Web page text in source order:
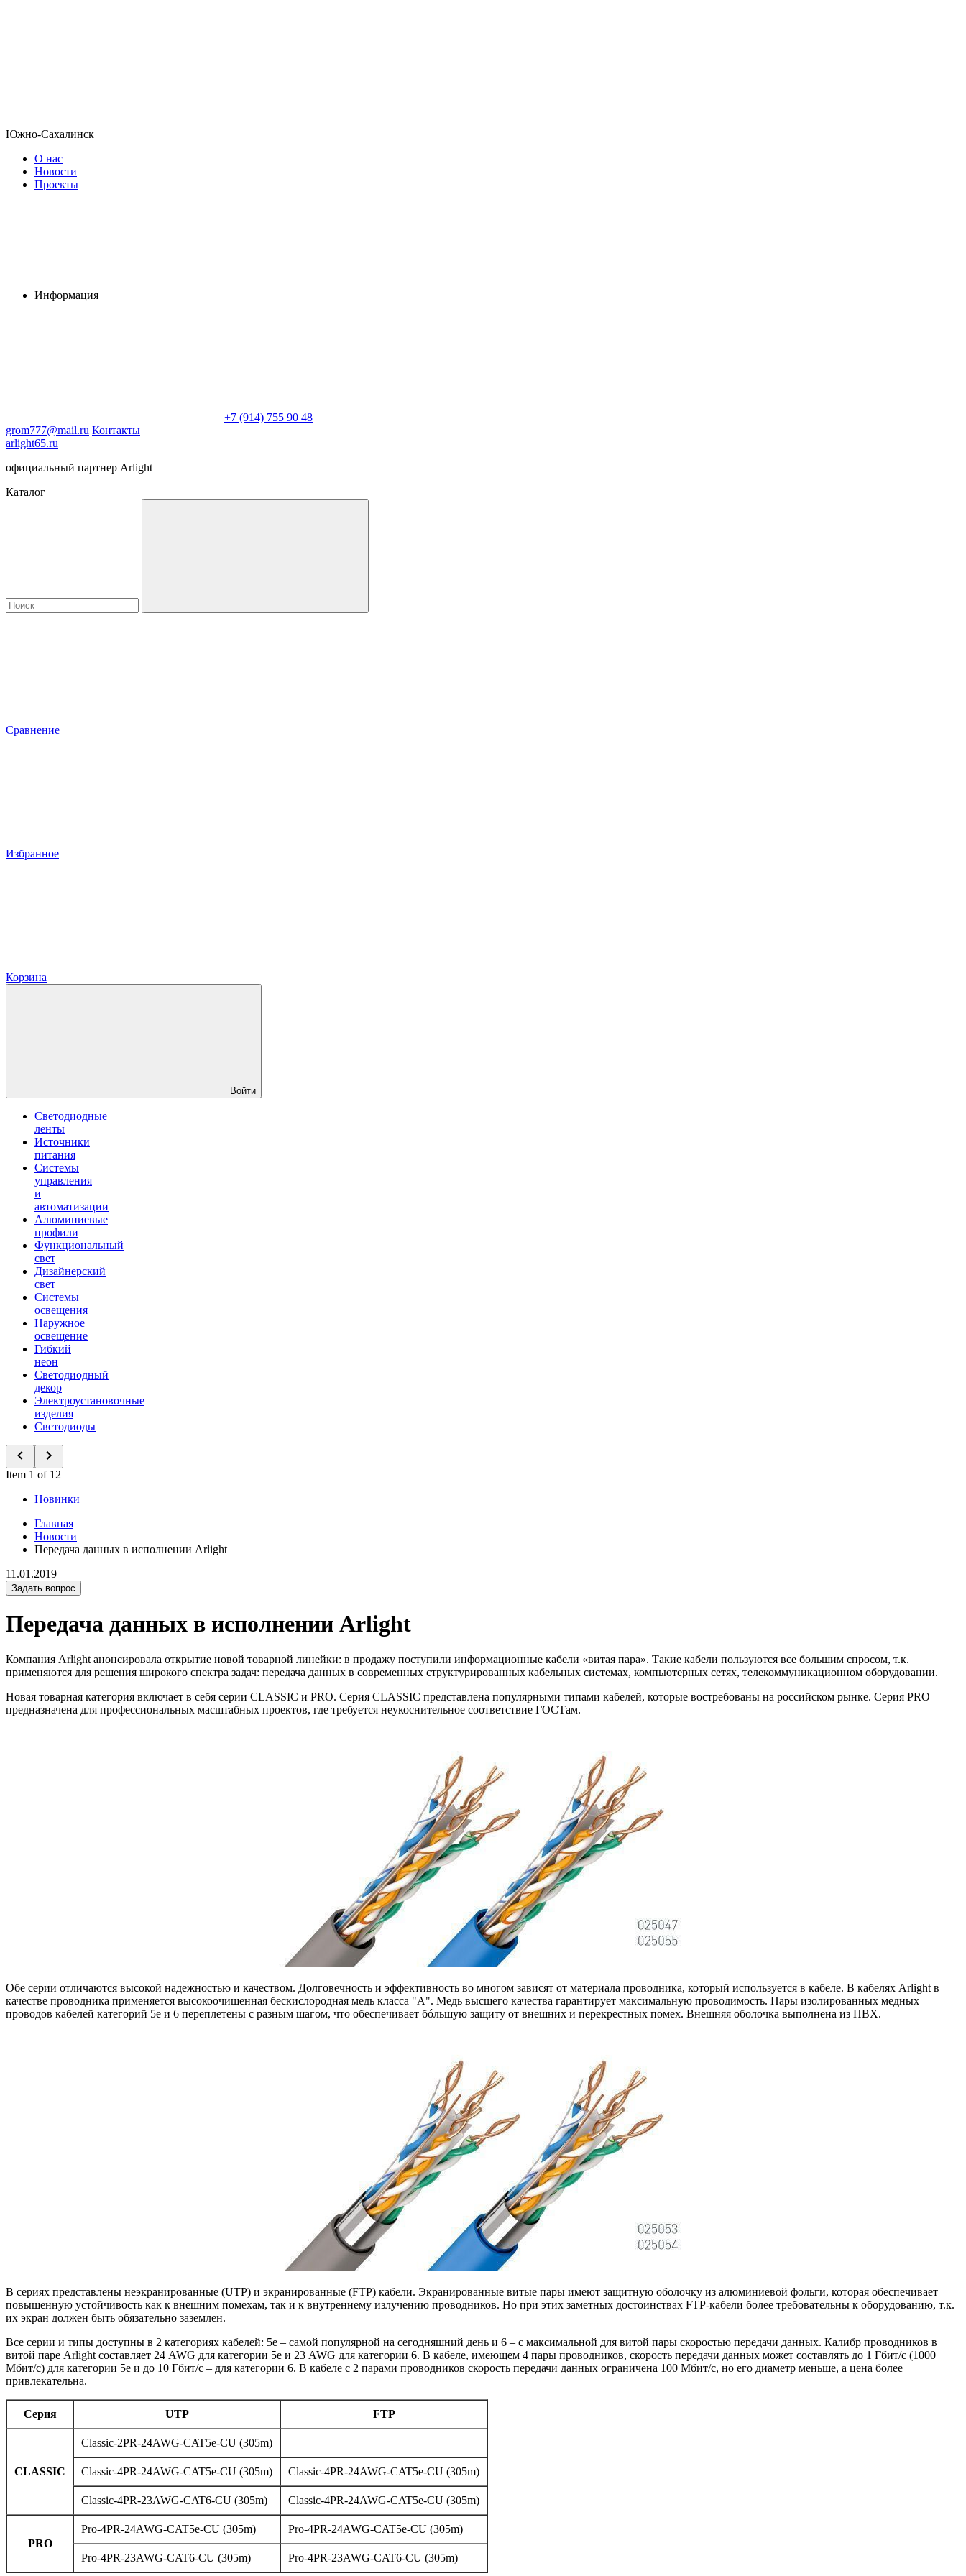
Южно-Сахалинск
О нас
Новости
Проекты
Информация
+7 (914) 755 90 48
grom777@mail.ru Контакты
arlight65.ru
официальный партнер Arlight
Каталог
Сравнение
Избранное
Корзина
Войти
Светодиодные
ленты
Источники
питания
Системы
управления
и
автоматизации
Алюминиевые
профили
Функциональный
свет
Дизайнерский
свет
Системы
освещения
Наружное
освещение
Гибкий
неон
Светодиодный
декор
Электроустановочные
изделия
Светодиоды
Item 1 of 12
Новинки
Главная
Новости
Передача данных в исполнении Arlight
11.01.2019
Задать вопрос
Передача данных в исполнении Arlight
Компания Arlight анонсировала открытие новой товарной линейки: в продажу поступили информационные кабели «витая пара». Такие кабели пользуются все большим спросом, т.к.
применяются для решения широкого спектра задач: передача данных в современных структурированных кабельных системах, компьютерных сетях, телекоммуникационном оборудовании.
Новая товарная категория включает в себя серии CLASSIC и PRO. Серия CLASSIC представлена популярными типами кабелей, которые востребованы на российском рынке. Серия PRO
предназначена для профессиональных масштабных проектов, где требуется неукоснительное соответствие ГОСТам.
Обе серии отличаются высокой надежностью и качеством. Долговечность и эффективность во многом зависят от материала проводника, который используется в кабеле. В кабелях Arlight в
качестве проводника применяется высокоочищенная бескислородная медь класса "А". Медь высшего качества гарантирует максимальную проводимость. Пары изолированных медных
проводов кабелей категорий 5e и 6 переплетены с разным шагом, что обеспечивает бóльшую защиту от внешних и перекрестных помех. Внешняя оболочка выполнена из ПВХ.
В сериях представлены неэкранированные (UTP) и экранированные (FTP) кабели. Экранированные витые пары имеют защитную оболочку из алюминиевой фольги, которая обеспечивает
повышенную устойчивость как к внешним помехам, так и к внутреннему излучению проводников. Но при этих заметных достоинствах FTP-кабели более требовательны к оборудованию, т.к.
их экран должен быть обязательно заземлен.
Все серии и типы доступны в 2 категориях кабелей: 5е – самой популярной на сегодняшний день и 6 – с максимальной для витой пары скоростью передачи данных. Калибр проводников в
витой паре Arlight составляет 24 AWG для категории 5e и 23 AWG для категории 6. В кабеле, имеющем 4 пары проводников, скорость передачи данных может составлять до 1 Гбит/с (1000
Мбит/с) для категории 5е и до 10 Гбит/с – для категории 6. В кабеле с 2 парами проводников скорость передачи данных ограничена 100 Мбит/с, но его диаметр меньше, а цена более
привлекательна.
Серия UTP FTP
CLASSIC
Classic-2PR-24AWG-CAT5e-CU (305m)
Classic-4PR-24AWG-CAT5e-CU (305m) Classic-4PR-24AWG-CAT5e-CU (305m)
Classic-4PR-23AWG-CAT6-CU (305m) Classic-4PR-24AWG-CAT5e-CU (305m)
PRO
Pro-4PR-24AWG-CAT5e-CU (305m) Pro-4PR-24AWG-CAT5e-CU (305m)
Pro-4PR-23AWG-CAT6-CU (305m) Pro-4PR-23AWG-CAT6-CU (305m)